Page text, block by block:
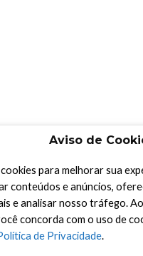
Aviso de
para melhorar sua
conteúdos e anúncios,
e analisar nosso tráfego.
concorda com o uso de
de Privacidade.